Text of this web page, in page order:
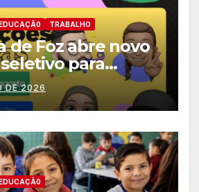
TRABALHO
de Foz abre novo
para
DE 2026